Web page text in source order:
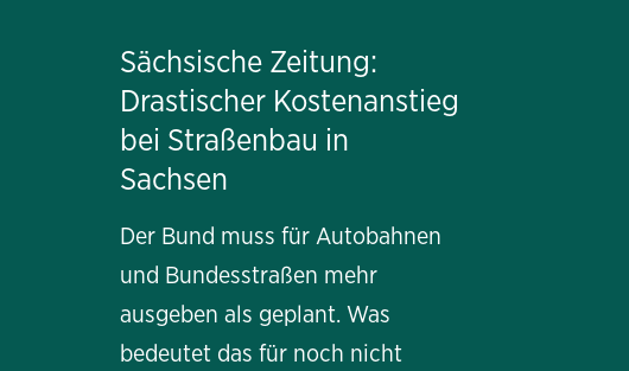
Sächsische Zeitung:
Drastischer Kostenanstieg
bei Straßenbau in
Sachsen
Der Bund muss für Autobahnen
und Bundesstraßen mehr
ausgeben als geplant. Was
bedeutet das für noch nicht